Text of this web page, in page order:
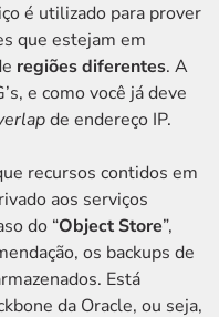
é utilizado para prover
que estejam em
regiões diferentes. A
e como você já deve
de endereço IP.
recursos contidos em
aos serviços
do “Object Store”,
os backups de
Está
da Oracle, ou seja,